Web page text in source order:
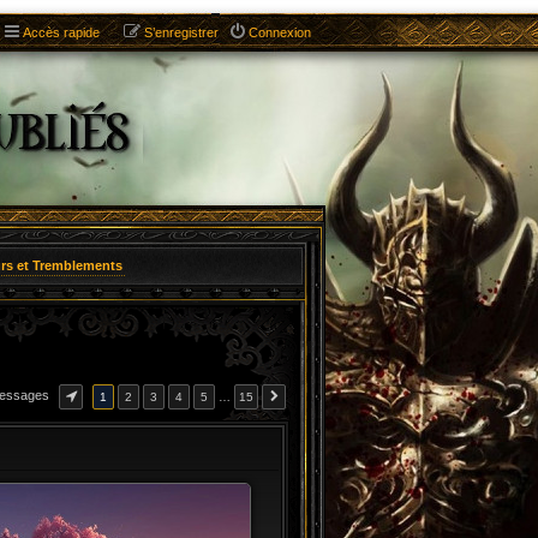
Accès rapide Connexion
S’enregistrer
et Tremblements
1 2 3 4 5 15
CITATION